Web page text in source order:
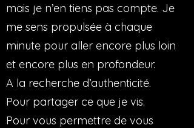
mais je n’en tiens pas compte. Je
me sens propulsée à chaque
minute pour aller encore plus loin
et encore plus en profondeur.
A la recherche d’authenticité.
Pour partager ce que je vis.
Pour vous permettre de vous